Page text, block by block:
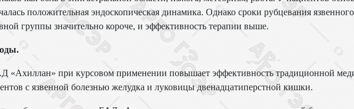
положительная эндоскопическая динамика. Однако сроки рубцевания
группы значительно короче, и эффективность терапии выше.
«Ахиллан» при курсовом применении повышает эффективность традиционной
с язвенной болезнью желудка и луковицы двенадцатиперстной кишки.